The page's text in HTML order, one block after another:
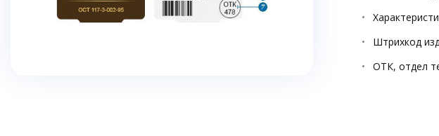
Штрихкод
ОТК, отдел